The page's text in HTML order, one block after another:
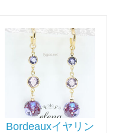
Bordeauxイヤリン